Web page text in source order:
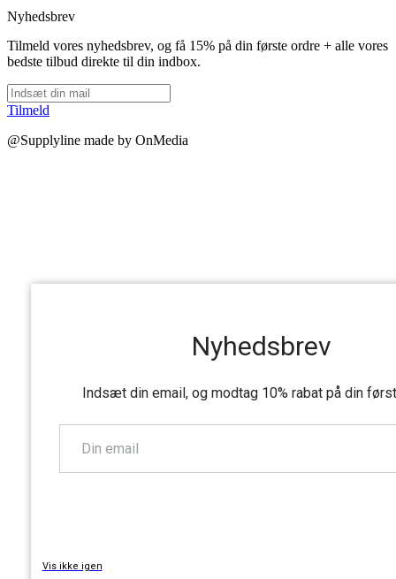
Nyhedsbrev
Tilmeld vores nyhedsbrev, og få 15% på din første ordre + alle vores
bedste tilbud direkte til din indbox.
Tilmeld
@Supplyline made by OnMedia
Nyhedsbrev
Indsæt din email, og modtag 10% rabat på din
Vis ikke igen